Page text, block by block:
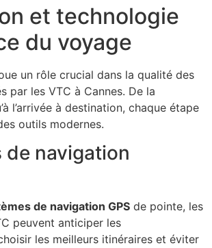
et technologie
du voyage
un rôle crucial dans la qualité des
par les VTC à Cannes. De la
l’arrivée à destination, chaque étape
outils modernes.
de navigation
de navigation GPS de pointe, les
peuvent anticiper les
les meilleurs itinéraires et éviter